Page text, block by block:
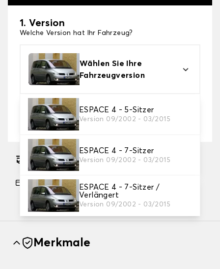
1. Version
Welche Version hat Ihr Fahrzeug?
Wählen Sie Ihre
Fahrzeugversion
ESPACE 4 - 5-Sitzer
Version 09/2002 - 03/2015
ESPACE 4 - 7-Sitzer
Version 09/2002 - 03/2015
ESPACE 4 - 7-Sitzer /
Verlängert
Version 09/2002 - 03/2015
2. Schutzniveau
Wählen Sie die passende Abdeckplane für Ihre
Bedürfnisse aus
Geschätzter kostenloser Versand am
17.08.2026
Zahlung in 3 Raten ohne Gebühren, ab einem
Einkaufswert von 60 €.
Merkmale